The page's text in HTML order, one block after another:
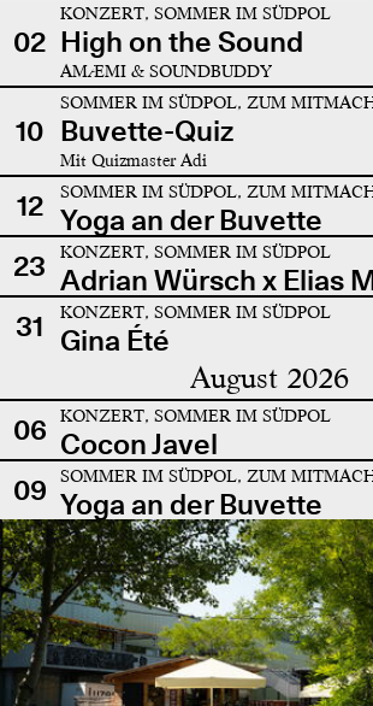
02
KONZERT, SOMMER IM SÜDPOL
High on the Sound
AMÆMI & SOUNDBUDDY
10
SOMMER IM SÜDPOL, ZUM
Buvette-Quiz
Mit Quizmaster Adi
12 SOMMER IM SÜDPOL, ZUM
Yoga an der Buvette
23
KONZERT, SOMMER IM SÜDPOL
Adrian Würsch x Elias
31
KONZERT, SOMMER IM SÜDPOL
Gina Été
August 2026
06 KONZERT, SOMMER IM SÜDPOL
Cocon Javel
09
SOMMER IM SÜDPOL, ZUM
Yoga an der Buvette